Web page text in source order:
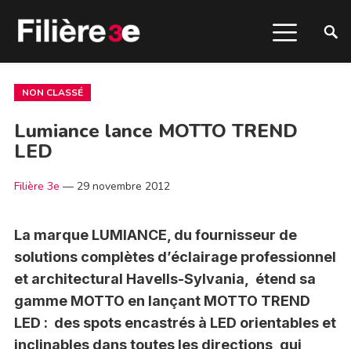
NON CLASSÉ
Lumiance lance MOTTO TREND
LED
Filière 3e — 29 novembre 2012
La marque LUMIANCE, du fournisseur de
solutions complètes d’éclairage professionnel
et architectural Havells-Sylvania, étend sa
gamme MOTTO en lançant MOTTO TREND
LED : des spots encastrés à LED orientables et
inclinables dans toutes les directions, qui